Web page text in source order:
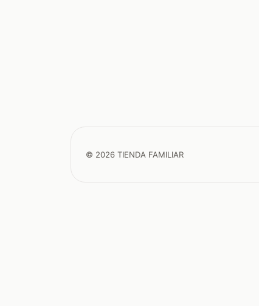
© 2026 TIENDA FAMILIAR